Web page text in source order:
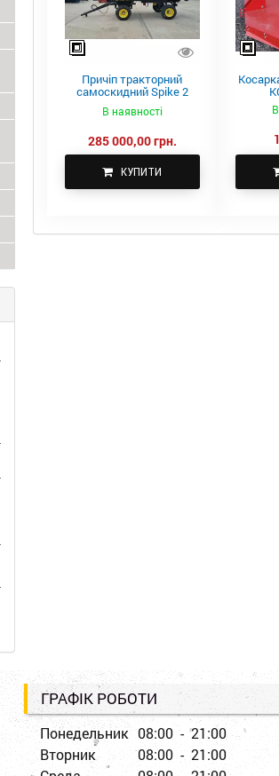
Причіп тракторний
самоскидний Spike 2
В наявності
285 000,00 грн.
КУПИТИ
ГРАФІК РОБОТИ
Понедельник 08:00 - 21:00
Вторник
08:00 - 21:00